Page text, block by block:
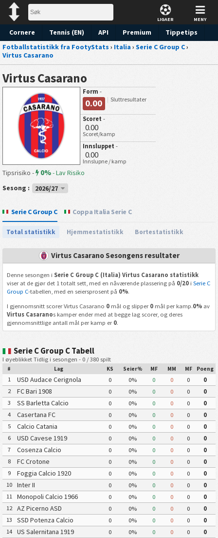
LIGAER MENY
Cornere Tennis (EN) API Premium
Tippetips
Fotballstatistikk fra FootyStats › Italia › Serie C Group C›
Virtus Casarano
Virtus Casarano
Form -
0.00 Sluttresultater
Scoret -
0.00
Scoret/kamp
Innsluppet -
0.00
Innslupne / kamp
Tipsrisiko - 0%-Lav Risiko
Sesong :
2026/27
Serie C Group C Coppa Italia Serie C
Total statistikk Hjemmestatistikk Bortestatistikk
Virtus Casarano Sesongens resultater
Denne sesongen i Serie C Group C (Italia) Virtus Casarano statistikk
viser at de gjør det 1 totalt sett, med en nåværende plassering på 0/20i Serie C
Group C-tabellen, med en seiersprosent på 0%.
I gjennomsnitt scorer Virtus Casarano 0mål og slipper 0mål per kamp.0%av
Virtus Casaranos kamper ender med at begge lag scorer, og deres
gjennomsnittlige antall mål per kamp er 0.
Serie C Group C Tabell
I øyeblikket Tidlig i sesongen - 0 / 380 spilt
# Lag KS Seier% MF MM MF Poeng
1 USD Audace Cerignola 0 0% 0 0 0
0
2
FC Bari 1908 0 0% 0 0 0
0
3
SS Barletta Calcio 0 0% 0 0 0
0
4
Casertana FC 0 0% 0 0 0
0
5
Calcio Catania 0 0% 0 0 0
0
6
USD Cavese 1919 0 0% 0 0 0
0
7
Cosenza Calcio 0 0% 0 0 0
0
8
FC Crotone 0 0% 0 0 0
0
9
Foggia Calcio 1920 0 0% 0 0 0
0
10
Inter II 0 0% 0 0 0
0
11
Monopoli Calcio 1966 0 0% 0 0 0
0
12
AZ Picerno ASD 0 0% 0 0 0
0
13
SSD Potenza Calcio 0 0% 0 0 0
0
14
US Salernitana 1919 0 0% 0 0 0
0